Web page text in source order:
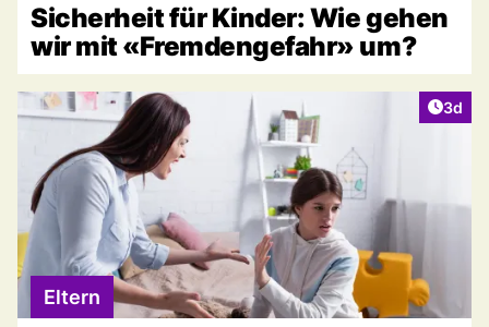
Sicherheit für Kinder: Wie gehen
wir mit «Fremdengefahr» um?
3d
Eltern